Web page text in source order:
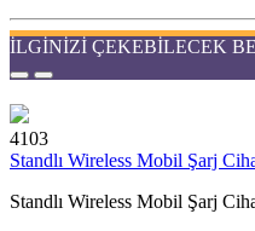
İLGİNİZİ ÇEKEBİLECEK
4103
Standlı Wireless Mobil Şarj
Standlı Wireless Mobil Şarj